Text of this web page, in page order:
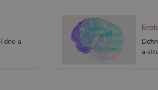
dno a
a